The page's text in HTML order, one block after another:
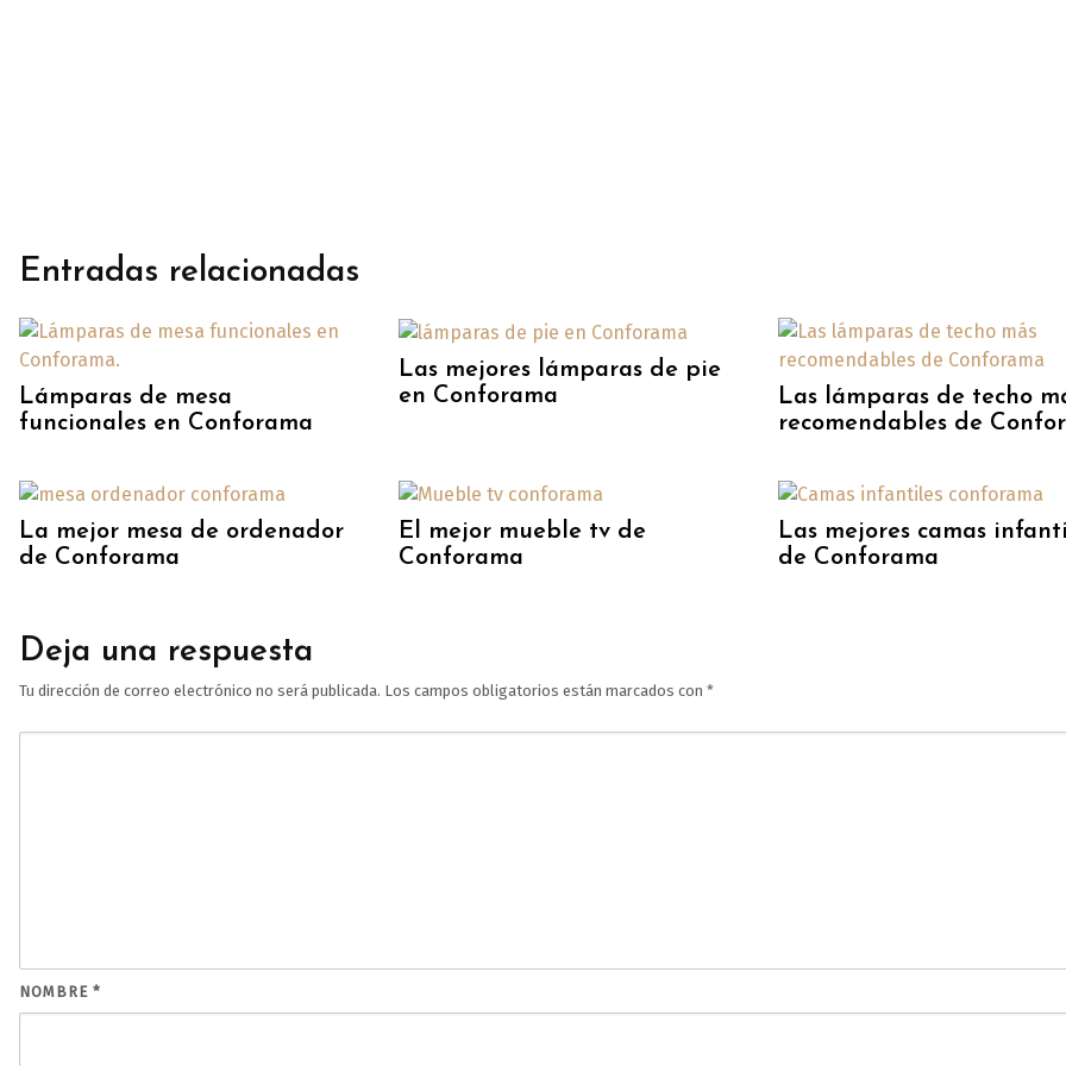
Entradas relacionadas
Lámparas de mesa
funcionales en Conforama
Las mejores lámparas de pie
en Conforama
Las lámparas de techo
recomendables de
La mejor mesa de ordenador
de Conforama
El mejor mueble tv de
Conforama
Las mejores camas
de Conforama
Deja una respuesta
Tu dirección de correo electrónico no será publicada. Los campos obligatorios están marcados con *
NOMBRE *